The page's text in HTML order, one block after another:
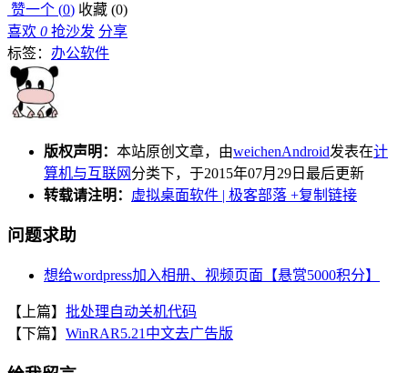
赞一个 (0) 收藏 (0)
喜欢 0 抢沙发 分享
标签： 办公软件
版权声明： 本站原创文章，由weichenAndroid发表在计
算机与互联网 分类下，于2015年07月29日最后更新
转载请注明： 虚拟桌面软件 | 极客部落 +复制链接
问题求助
想给wordpress加入相册、视频页面【悬赏5000积分】
【上篇】 批处理自动关机代码
【下篇】 WinRAR5.21中文去广告版